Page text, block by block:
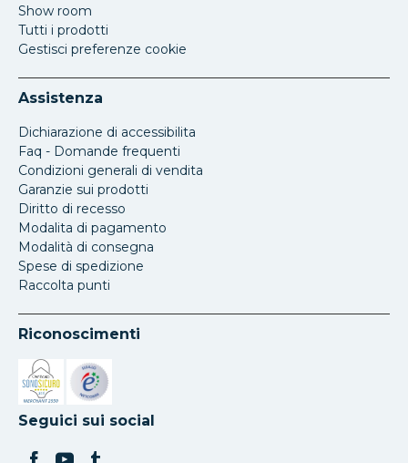
Show room
Tutti i prodotti
Gestisci preferenze cookie
Assistenza
Dichiarazione di accessibilita
Faq - Domande frequenti
Condizioni generali di vendita
Garanzie sui prodotti
Diritto di recesso
Modalita di pagamento
Modalità di consegna
Spese di spedizione
Raccolta punti
Riconoscimenti
Si apre in una nuova scheda
Si apre in una nuova scheda
Seguici sui social